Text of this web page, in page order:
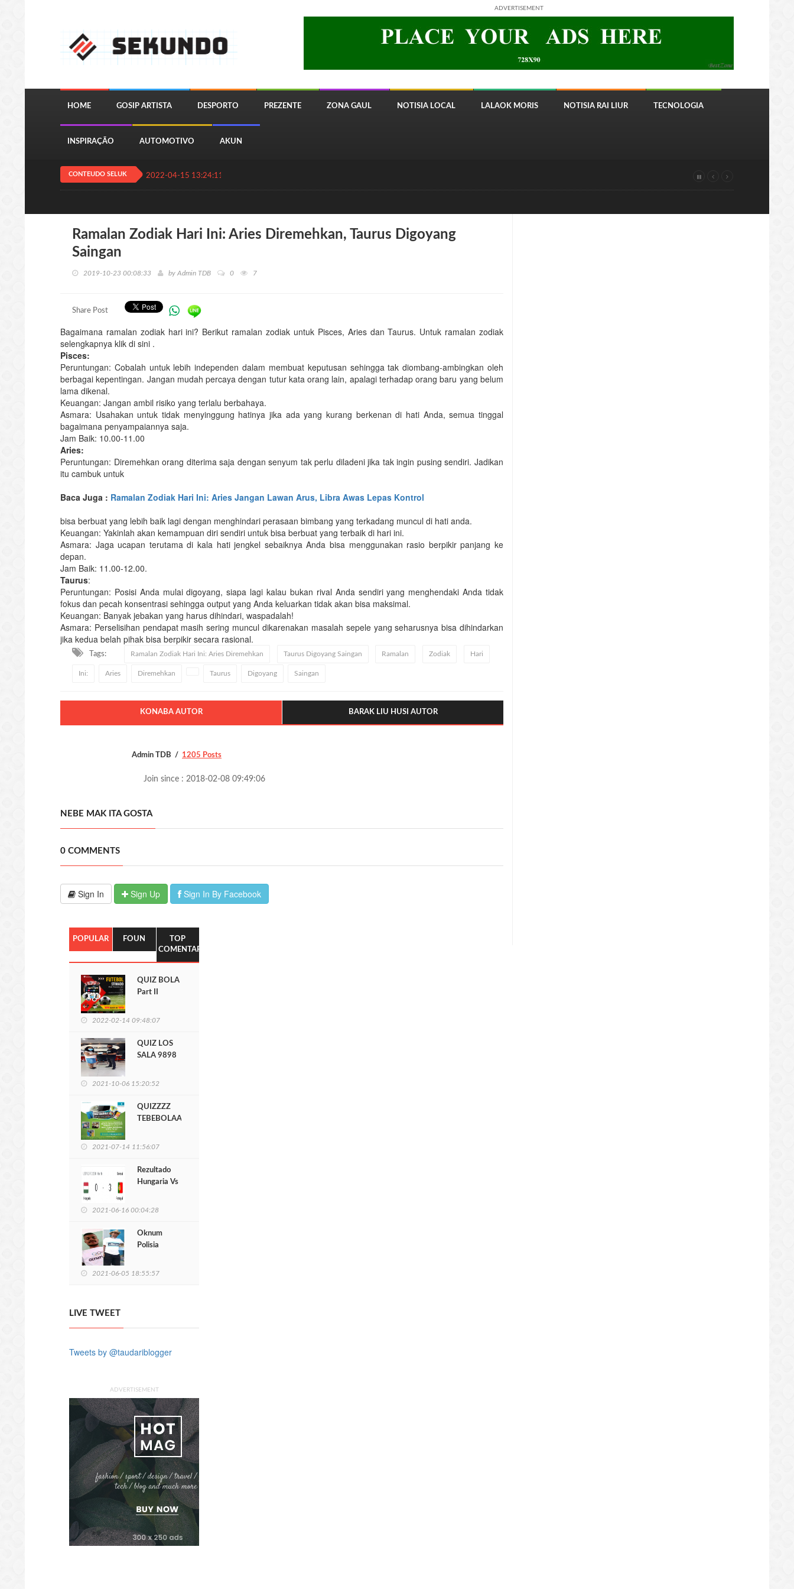
ADVERTISEMENT
HOME GOSIP ARTISTA DESPORTO PREZENTE ZONA GAUL NOTISIA LOCAL LALAOK MORIS NOTISIA RAI LIUR TECNOLOGIA
INSPIRAÇÃO AUTOMOTIVO AKUN
CONTEUDO SELUK 2022-04-15 13:24:11
Ramalan Zodiak Hari Ini: Aries Diremehkan, Taurus Digoyang
Saingan
2019-10-23 00:08:33 by Admin TDB 0 7
Share Post
Bagaimana ramalan zodiak hari ini? Berikut ramalan zodiak untuk Pisces, Aries dan Taurus. Untuk ramalan zodiak
selengkapnya klik di sini .
Pisces:
Peruntungan: Cobalah untuk lebih independen dalam membuat keputusan sehingga tak diombang-ambingkan oleh
berbagai kepentingan. Jangan mudah percaya dengan tutur kata orang lain, apalagi terhadap orang baru yang belum
lama dikenal.
Keuangan: Jangan ambil risiko yang terlalu berbahaya.
Asmara: Usahakan untuk tidak menyinggung hatinya jika ada yang kurang berkenan di hati Anda, semua tinggal
bagaimana penyampaiannya saja.
Jam Baik: 10.00-11.00
Aries:
Peruntungan: Diremehkan orang diterima saja dengan senyum tak perlu diladeni jika tak ingin pusing sendiri. Jadikan
itu cambuk untuk
Baca Juga : Ramalan Zodiak Hari Ini: Aries Jangan Lawan Arus, Libra Awas Lepas Kontrol
bisa berbuat yang lebih baik lagi dengan menghindari perasaan bimbang yang terkadang muncul di hati anda.
Keuangan: Yakinlah akan kemampuan diri sendiri untuk bisa berbuat yang terbaik di hari ini.
Asmara: Jaga ucapan terutama di kala hati jengkel sebaiknya Anda bisa menggunakan rasio berpikir panjang ke
depan.
Jam Baik: 11.00-12.00.
Taurus:
Peruntungan: Posisi Anda mulai digoyang, siapa lagi kalau bukan rival Anda sendiri yang menghendaki Anda tidak
fokus dan pecah konsentrasi sehingga output yang Anda keluarkan tidak akan bisa maksimal.
Keuangan: Banyak jebakan yang harus dihindari, waspadalah!
Asmara: Perselisihan pendapat masih sering muncul dikarenakan masalah sepele yang seharusnya bisa dihindarkan
jika kedua belah pihak bisa berpikir secara rasional.
Tags: Ramalan Zodiak Hari Ini: Aries Diremehkan Taurus Digoyang Saingan Ramalan Zodiak Hari
Ini: Aries Diremehkan Taurus Digoyang Saingan
KONABA AUTOR BARAK LIU HUSI AUTOR
Admin TDB 1205 Posts
Join since : 2018-02-08 09:49:06
NEBE MAK ITA GOSTA
0 COMMENTS
Sign In Sign Up Sign In By Facebook
POPULAR FOUN
TOP
COMENTARIO
QUIZ BOLA
Part II
2022-02-14 09:48:07
QUIZ LOS
SALA 9898
2021-10-06 15:20:52
QUIZZZZ
TEBEBOLAAA
2021-07-14 11:56:07
Rezultado
Hungaria Vs
Manan 3-0
2021-06-16 00:04:28
Oknum
Polisia
2021-06-05 18:55:57
LIVE TWEET
Tweets by @taudariblogger
ADVERTISEMENT